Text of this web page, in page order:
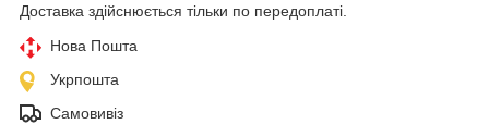
Доставка здійснюється тільки по передоплаті.
Нова Пошта
Укрпошта
Самовивіз